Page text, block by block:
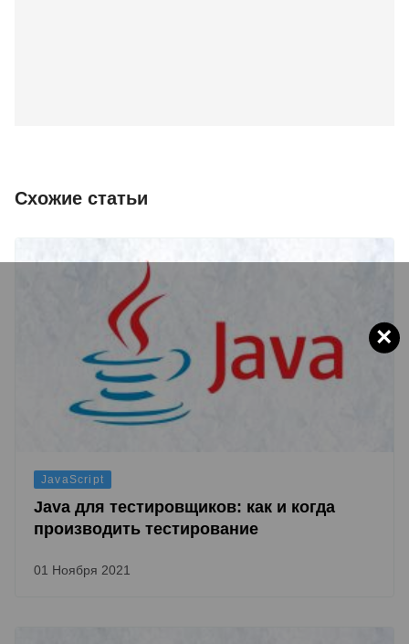
Схожие статьи
JavaScript
Java для тестировщиков: как и когда
производить тестирование
01 Ноября 2021
×